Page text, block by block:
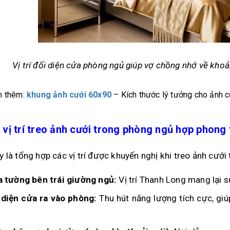
Vị trí đối diện cửa phòng ngủ giúp vợ chồng nhớ về
thêm: khung ảnh cưới 60x90 – Kích thước lý tưởng cho ảnh
vị trí treo ảnh cưới trong phòng ngủ hợp phong
là tổng hợp các vị trí được khuyến nghị khi treo ảnh cưới
tường bên trái giường ngủ:Vị trí Thanh Long mang lại
cửa ra vào phòng: Thu hút năng lượng tích cực,